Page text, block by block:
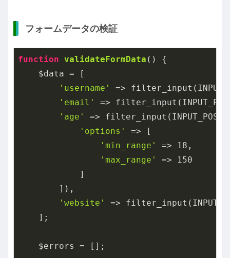
フォームデータの検証
function validateFormData ()
{
    $data = [
'username'
=>
'email'
=>
'age'
=>
'options'
=> [
'min_range'
=> 18 ,
'max_range'
=>
150
            ]
        ]),
'website'
=>
    ];
    $errors = [];